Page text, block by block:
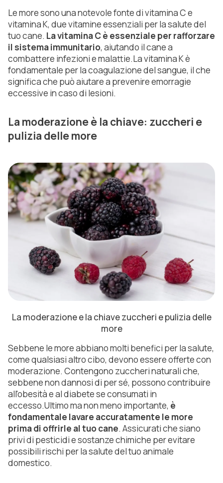
Le more sono una notevole fonte di vitamina C e
vitamina K, due vitamine essenziali per la salute del
tuo cane. La vitamina C è essenziale per rafforzare
il sistema immunitario, aiutando il cane a
combattere infezioni e malattie.La vitamina K è
fondamentale per la coagulazione del sangue, il che
significa che può aiutare a prevenire emorragie
eccessive in caso di lesioni.
La moderazione è la chiave: zuccheri e
pulizia delle more
La moderazione e la chiave zuccheri e pulizia delle
more
Sebbene le more abbiano molti benefici per la salute,
come qualsiasi altro cibo, devono essere offerte con
moderazione. Contengono zuccheri naturali che,
sebbene non dannosi di per sé, possono contribuire
all'obesità e al diabete se consumati in
eccesso.Ultimo ma non meno importante, è
fondamentale lavare accuratamente le more
prima di offrirle al tuo cane. Assicurati che siano
privi di pesticidi e sostanze chimiche per evitare
possibili rischi per la salute del tuo animale
domestico.